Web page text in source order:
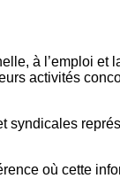
à l’emploi et
activités
syndicales
où cette